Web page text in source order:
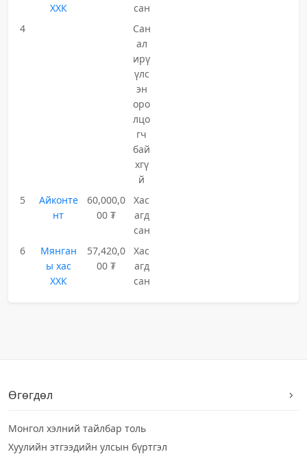
ХХК
сан
4
Сан
ал
ирү
үлс
эн
оро
лцо
гч
бай
хгү
й
5
Айконте
нт
60,000,0
00 ₮
Хас
агд
сан
6
Мянган
ы хас
ХХК
57,420,0
00 ₮
Хас
агд
сан
Өгөгдөл
Монгол хэлний тайлбар толь
Хуулийн этгээдийн улсын бүртгэл